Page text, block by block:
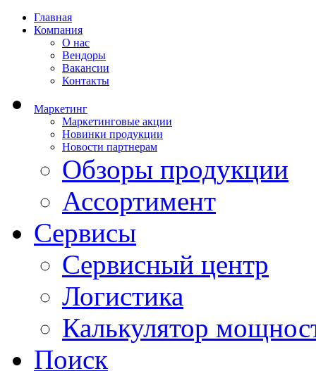
Главная
Компания
О нас
Вендоры
Вакансии
Контакты
Маркетинг
Маркетинговые акции
Новинки продукции
Новости партнерам
Обзоры продукции
Ассортимент
Сервисы
Сервисный центр
Логистика
Калькулятор
Поиск